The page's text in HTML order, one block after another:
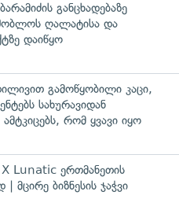
განცხადებაზე
ღალატისა და
დაიწყო
გამოწყობილი კაცი,
სახურავიდან
რომ ყვავი იყო
Lunatic ერთმანეთის
| მცირე ბიზნესის ჯაჭვი